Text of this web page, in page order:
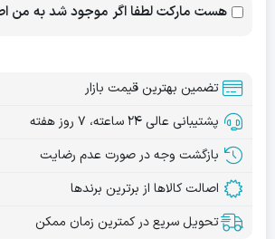
هست مارکت لطفا اگر موجود شد به من
تضمین بهترین قیمت بازار
پشتیبانی عالی ۲۴ ساعته، ۷ روز هفته
بازگشت وجه در صورت عدم رضایت
اصالت کالاها از برترین برندها
تحویل سریع در کمترین زمان ممکن